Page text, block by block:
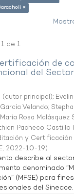
×
de 1
de
del
principal);
Velando;
María Rosa Malásquez
Pacheco Castillo (
y Certificación
, 2022-10-19)
describe al
denominado
(MFSE) para
del Sineace.